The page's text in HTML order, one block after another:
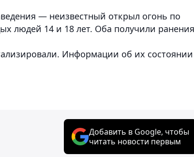
— неизвестный открыл огонь по
людей 14 и 18 лет. Оба получили
Информации об их состоянии
Добавить в Google, чтобы
читать новости первым